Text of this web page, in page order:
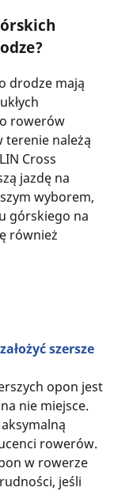
drodze mają
rowerów
terenie należą
Cross
jazdę na
wyborem,
górskiego na
również
szersze
opon jest
nie miejsce.
rowerów.
w rowerze
jeśli